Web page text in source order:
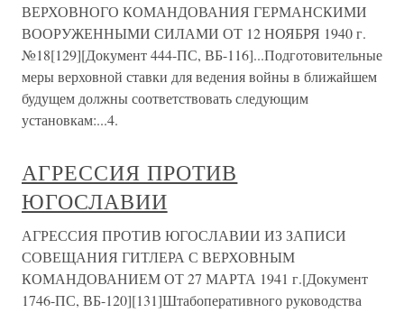
ВЕРХОВНОГО КОМАНДОВАНИЯ ГЕРМАНСКИМИ
ВООРУЖЕННЫМИ СИЛАМИ ОТ 12 НОЯБРЯ 1940 г.
№18[129][Документ 444-ПС, ВБ-116]...Подготовительные
меры верховной ставки для ведения войны в ближайшем
будущем должны соответствовать следующим
установкам:...4.
АГРЕССИЯ ПРОТИВ
ЮГОСЛАВИИ
АГРЕССИЯ ПРОТИВ ЮГОСЛАВИИ ИЗ ЗАПИСИ
СОВЕЩАНИЯ ГИТЛЕРА С ВЕРХОВНЫМ
КОМАНДОВАНИЕМ ОТ 27 МАРТА 1941 г.[Документ
1746-ПС, ВБ-120][131]Штабоперативного руководства